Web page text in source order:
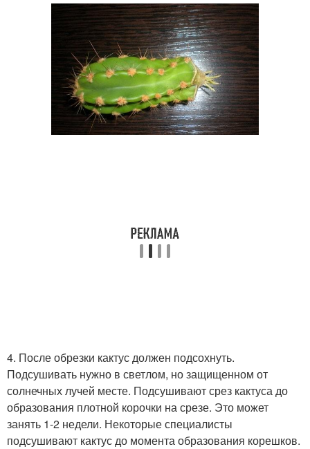
4. После обрезки кактус должен подсохнуть.
Подсушивать нужно в светлом, но защищенном от
солнечных лучей месте. Подсушивают срез кактуса до
образования плотной корочки на срезе. Это может
занять 1-2 недели. Некоторые специалисты
подсушивают кактус до момента образования корешков.